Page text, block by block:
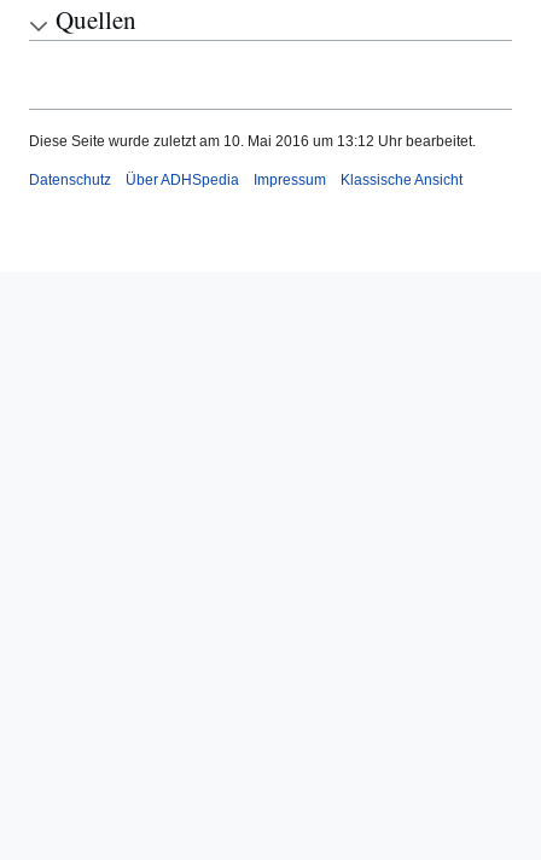
Quellen
Diese Seite wurde zuletzt am 10. Mai 2016 um 13:12 Uhr bearbeitet.
Datenschutz Über ADHSpedia Impressum Klassische Ansicht